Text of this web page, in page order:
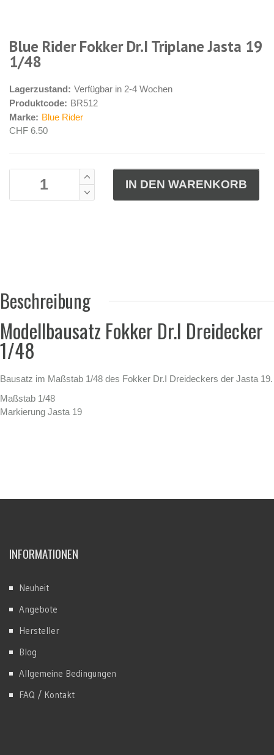
Blue Rider Fokker Dr.I Triplane Jasta 19
1/48
Lagerzustand: Verfügbar in 2-4 Wochen
Produktcode: BR512
Marke: Blue Rider
CHF 6.50
Beschreibung
Modellbausatz Fokker Dr.I Dreidecker
1/48
Bausatz im Maßstab 1/48 des Fokker Dr.I Dreideckers der Jasta 19.
Maßstab 1/48
Markierung Jasta 19
INFORMATIONEN
Neuheit
Angebote
Hersteller
Blog
Allgemeine Bedingungen
FAQ / Kontakt